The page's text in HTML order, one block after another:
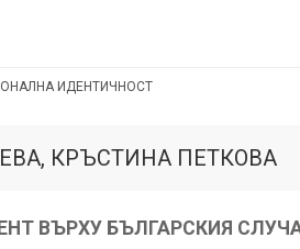
ИДЕНТИЧНОСТ
КРЪСТИНА ПЕТКОВА
ВЪРХУ БЪЛГАРСКИЯ